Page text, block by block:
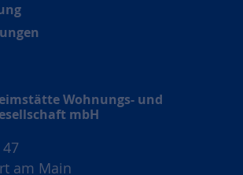
Wohnungs- und
mbH
am Main